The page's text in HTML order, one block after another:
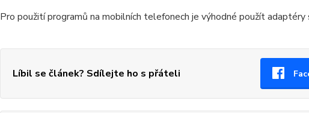
Pro použití programů na mobilních telefonech je výhodné použít
Líbil se článek? Sdílejte ho s přáteli